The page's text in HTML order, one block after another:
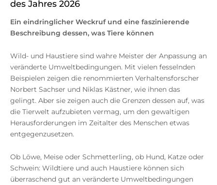
des Jahres 2026
Ein eindringlicher Weckruf und eine faszinierende
Beschreibung dessen, was Tiere können
Wild- und Haustiere sind wahre Meister der Anpassung an
veränderte Umweltbedingungen. Mit vielen fesselnden
Beispielen zeigen die renommierten Verhaltensforscher
Norbert Sachser und Niklas Kästner, wie ihnen das
gelingt. Aber sie zeigen auch die Grenzen dessen auf, was
die Tierwelt aufzubieten vermag, um den gewaltigen
Herausforderungen im Zeitalter des Menschen etwas
entgegenzusetzen.
Ob Löwe, Meise oder Schmetterling, ob Hund, Katze oder
Schwein: Wildtiere und auch Haustiere können sich
überraschend gut an veränderte Umweltbedingungen